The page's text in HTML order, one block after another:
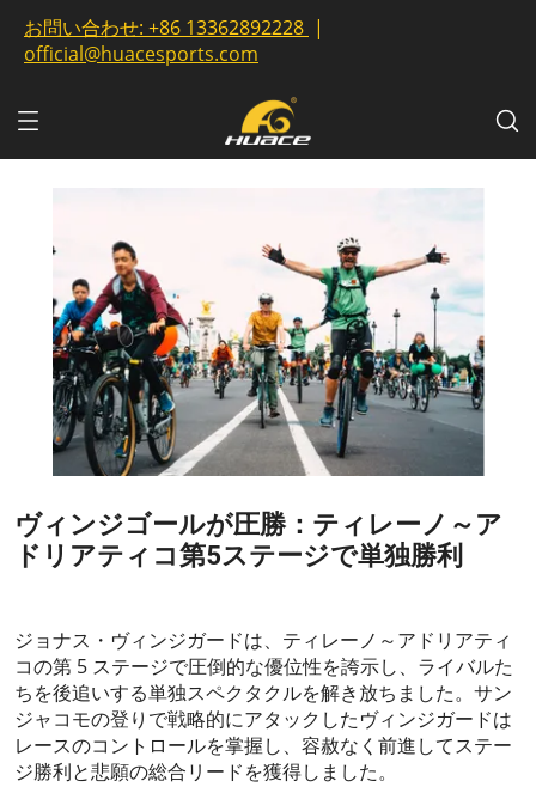
お問い合わせ: +86 13362892228 |
official@huacesports.com
ヴィンジゴールが圧勝：ティレーノ～ア
ドリアティコ第5ステージで単独勝利
ジョナス・ヴィンジガードは、ティレーノ～アドリアティ
コの第 5 ステージで圧倒的な優位性を誇示し、ライバルた
ちを後追いする単独スペクタクルを解き放ちました。サン
ジャコモの登りで戦略的にアタックしたヴィンジガードは
レースのコントロールを掌握し、容赦なく前進してステー
ジ勝利と悲願の総合リードを獲得しました。